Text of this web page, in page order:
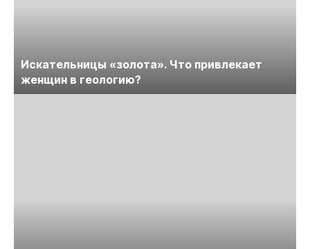
Искательницы «золота». Что привлекает
женщин в геологию?